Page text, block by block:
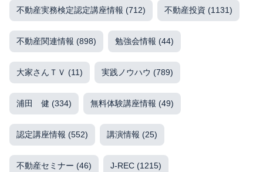
不動産実務検定認定講座情報 (712) 不動産投資 (1131)
不動産関連情報 (898) 勉強会情報 (44)
大家さんＴＶ (11) 実践ノウハウ (789)
浦田 健 (334) 無料体験講座情報 (49)
認定講座情報 (552) 講演情報 (25)
不動産セミナー (46) J-REC (1215)